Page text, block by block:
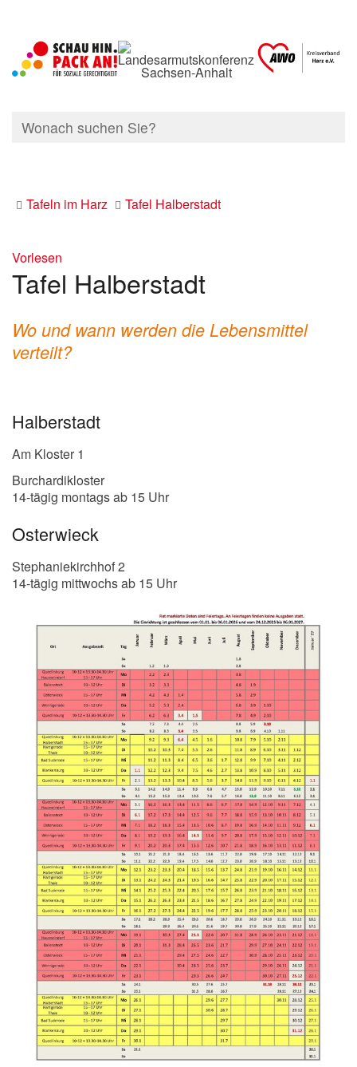
Tafeln im Harz Tafel Halberstadt
Vorlesen
Tafel Halberstadt
Wo und wann werden die Lebensmittel
verteilt?
Halberstadt
Am Kloster 1
Burchardikloster
14-tägig montags ab 15 Uhr
Osterwieck
Stephaniekirchhof 2
14-tägig mittwochs ab 15 Uhr